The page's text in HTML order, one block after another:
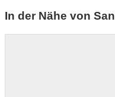
In der Nähe von